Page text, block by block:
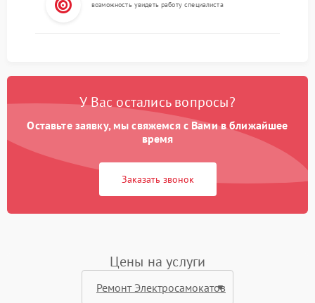
возможность увидеть работу специалиста
У Вас остались вопросы?
Оставьте заявку, мы свяжемся с Вами в ближайшее
время
Заказать звонок
Цены на услуги